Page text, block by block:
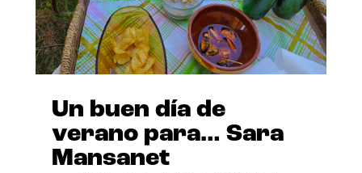
Un buen día de
verano para… Sara
Mansanet